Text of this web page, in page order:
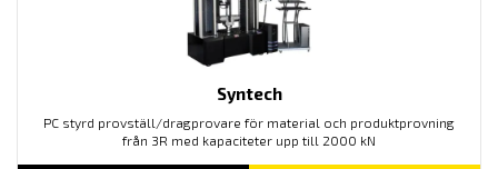
Syntech
PC styrd provställ/dragprovare för material och produktprovning
från 3R med kapaciteter upp till 2000 kN